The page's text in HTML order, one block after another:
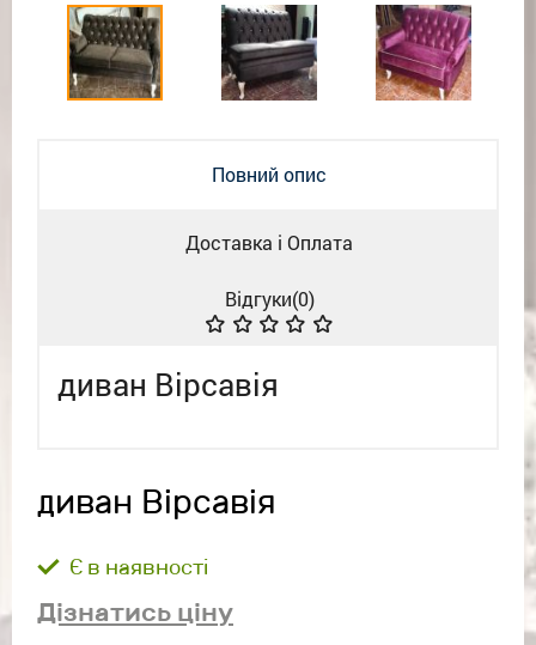
Повний опис
Доставка і Оплата
Відгуки(0)
диван Вірсавія
диван Вірсавія
Є в наявності
Дізнатись ціну